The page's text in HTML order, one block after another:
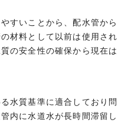
すいことから、配水管から
材料として以前は使用され
の安全性の確保から現在は
水質基準に適合しており問
内に水道水が長時間滞留し